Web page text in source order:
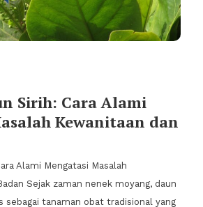
Sirih: Cara Alami
Kewanitaan dan
Alami Mengatasi Masalah
Sejak zaman nenek moyang, daun
sebagai tanaman obat tradisional yang